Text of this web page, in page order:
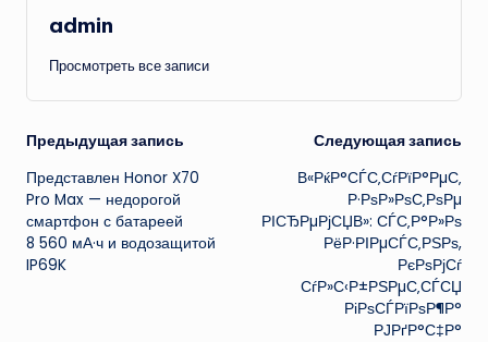
admin
Просмотреть все записи
Навигация
записи
Предыдущая запись
Представлен Honor X70
Pro Max — недорогой
смартфон с батареей
8 560 мА·ч и водозащитой
IP69K
Следующая запись
В«РќР°СЃС‚СѓРїР°РµС‚
Р·РѕР»РѕС‚РѕРµ
РІСЂРµРјСЏВ»: СЃС‚Р°Р»Рѕ
РёР·РІРµСЃС‚РЅРѕ,
РєРѕРјСѓ
СѓР»С‹Р±РЅРµС‚СЃСЏ
РіРѕСЃРїРѕР¶Р°
РЈРґР°С‡Р°